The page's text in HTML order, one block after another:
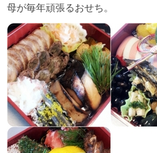
母が毎年頑張るおせち。